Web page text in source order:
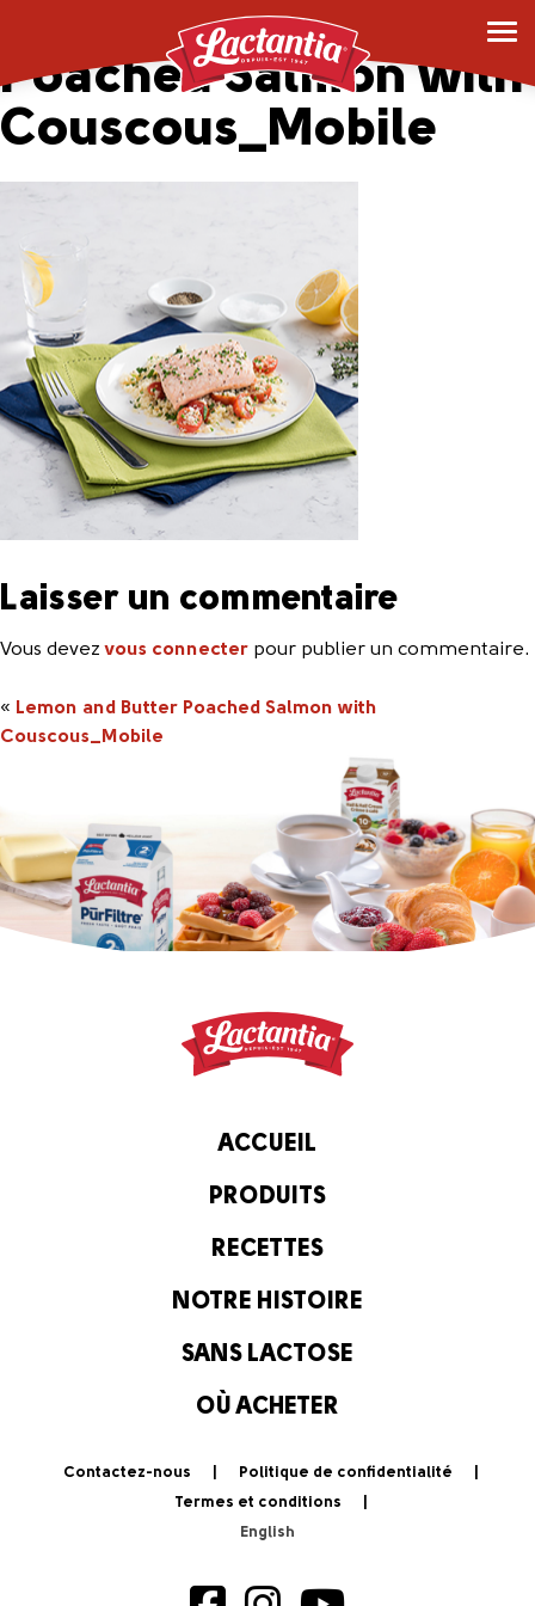
Lemon and Butter
Poached Salmon with
Couscous_Mobile
Laisser un commentaire
Vous devezvous connecter pour publier un commentaire.
« Lemon and Butter Poached Salmon with
Couscous_Mobile
ACCUEIL
PRODUITS
RECETTES
NOTRE HISTOIRE
SANS LACTOSE
OÙ ACHETER
Contactez-nous
Politique de confidentialité
Termes et conditions